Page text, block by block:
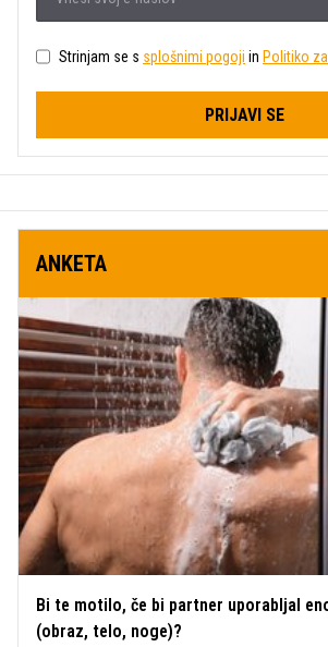
Strinjam se s splošnimi pogoji in Politiko
PRIJAVI SE
ANKETA
Bi te motilo, če bi partner uporabljal
(obraz, telo, noge)?